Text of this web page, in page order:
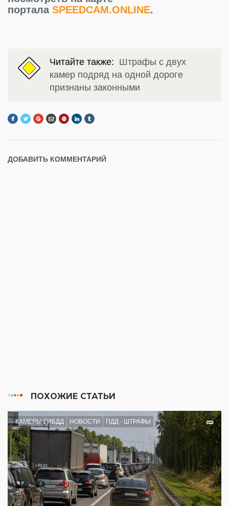
портала SPEEDCAM.ONLINE.
Читайте также: Штрафы с двух
камер подряд на одной дороге
признаны законными
ДОБАВИТЬ КОММЕНТАРИЙ
ПОХОЖИЕ СТАТЬИ
КАМЕРЫ ГИБДД НОВОСТИ ПДД - ШТРАФЫ